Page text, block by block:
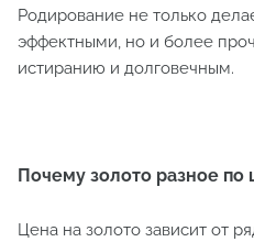
Родирование не только
эффектными, но и более
истиранию и долговечным.
Почему золото разное по
Цена на золото зависит от